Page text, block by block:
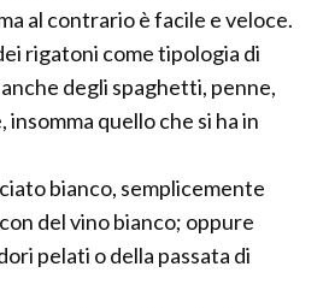
al contrario è facile e veloce.
rigatoni come tipologia di
degli spaghetti, penne,
quello che si ha in
bianco, semplicemente
del vino bianco; oppure
pelati o della passata di